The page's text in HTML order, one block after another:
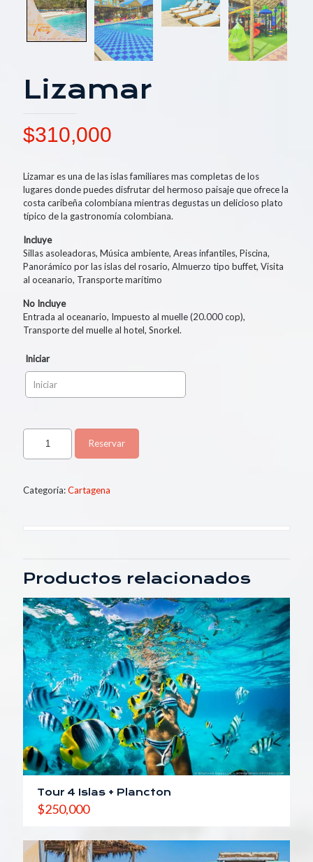
Lizamar
$310,000
Lizamar es una de las islas familiares mas completas de los
lugares donde puedes disfrutar del hermoso paisaje que ofrece la
costa caribeña colombiana mientras degustas un delicioso plato
típico de la gastronomía colombiana.
Incluye
Sillas asoleadoras, Música ambiente, Areas infantiles, Piscina,
Panorámico por las islas del rosario, Almuerzo tipo buffet, Visita
al oceanario, Transporte marítimo
No Incluye
Entrada al oceanario, Impuesto al muelle (20.000 cop),
Transporte del muelle al hotel, Snorkel.
Iniciar
Reservar
Categoría:Cartagena
Productos relacionados
Tour 4 Islas + Plancton
$250,000